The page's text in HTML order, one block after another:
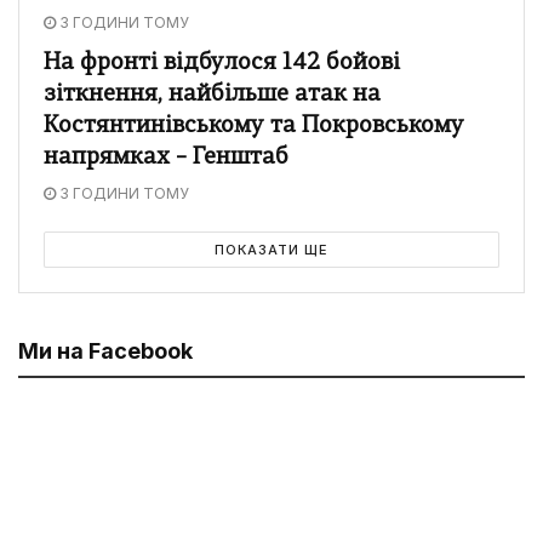
3 ГОДИНИ ТОМУ
На фронті відбулося 142 бойові
зіткнення, найбільше атак на
Костянтинівському та Покровському
напрямках – Генштаб
3 ГОДИНИ ТОМУ
ПОКАЗАТИ ЩЕ
Ми на Facebook